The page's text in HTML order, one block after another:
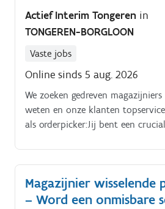
Actief Interim Tongeren in
TONGEREN-BORGLOON
Vaste jobs
Online sinds 5 aug. 2026
We zoeken gedreven
weten en onze klanten
als orderpicker:Jij bent een
Magazijnier wisselende
– Word een onmisbare